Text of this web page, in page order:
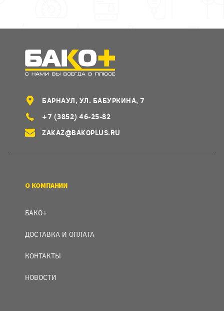
БАРНАУЛ, УЛ. БАБУРКИНА, 7
+7 (3852) 46-25-82
ZAKAZ@BAKOPLUS.RU
О КОМПАНИИ
БАКО+
ДОСТАВКА И ОПЛАТА
КОНТАКТЫ
НОВОСТИ